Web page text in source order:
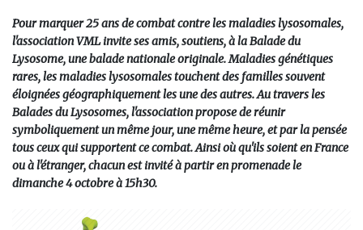
Pour marquer 25 ans de combat contre les maladies lysosomales,
l'association VML invite ses amis, soutiens, à la Balade du
Lysosome, une balade nationale originale. Maladies génétiques
rares, les maladies lysosomales touchent des familles souvent
éloignées géographiquement les une des autres. Au travers les
Balades du Lysosomes, l'association propose de réunir
symboliquement un même jour, une même heure, et par la pensée
tous ceux qui supportent ce combat. Ainsi où qu'ils soient en France
ou à l'étranger, chacun est invité à partir en promenade le
dimanche 4 octobre à 15h30.